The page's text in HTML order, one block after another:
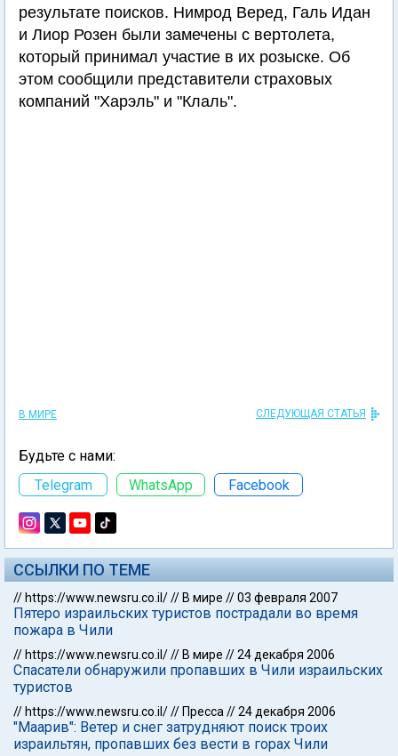
результате поисков. Нимрод Веред, Галь Идан
и Лиор Розен были замечены с вертолета,
который принимал участие в их розыске. Об
этом сообщили представители страховых
компаний "Харэль" и "Клаль".
В МИРЕ СЛЕДУЮЩАЯ СТАТЬЯ
Будьте с нами:
Telegram
WhatsApp Facebook
ССЫЛКИ ПО ТЕМЕ
// https://www.newsru.co.il/// В мире //03 февраля 2007
Пятеро израильских туристов пострадали во время
пожара в Чили
// https://www.newsru.co.il/// В мире //24 декабря 2006
Спасатели обнаружили пропавших в Чили израильских
туристов
// https://www.newsru.co.il/// Пресса //24 декабря 2006
"Маарив": Ветер и снег затрудняют поиск троих
израильтян, пропавших без вести в горах Чили